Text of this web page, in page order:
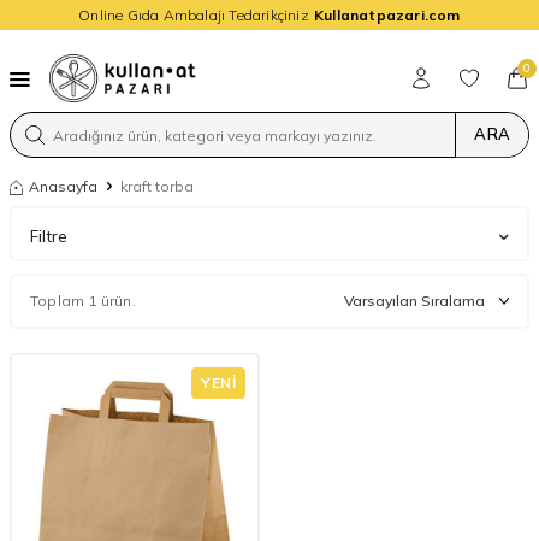
Online Gıda Ambalajı Tedarikçiniz Kullanatpazari.com
ARA
0
Anasayfa kraft torba
Filtre
Toplam 1 ürün.
YENI